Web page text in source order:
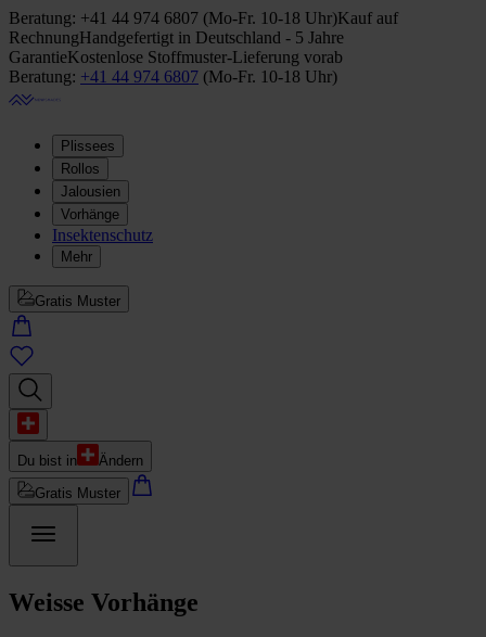
Beratung: +41 44 974 6807 (Mo-Fr. 10-18 Uhr)Kauf auf
RechnungHandgefertigt in Deutschland - 5 Jahre
GarantieKostenlose Stoffmuster-Lieferung vorab
Beratung: +41 44 974 6807 (Mo-Fr. 10-18 Uhr)
Plissees
Rollos
Jalousien
Vorhänge
Insektenschutz
Mehr
Gratis Muster
Du bist in
Ändern
Gratis Muster
Weisse Vorhänge